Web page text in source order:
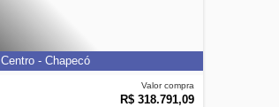
Valor compra
R$ 318.791,09
Centro - Chapecó